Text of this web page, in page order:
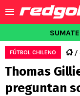
FÚTBOL CHILENO
Thomas
preguntan